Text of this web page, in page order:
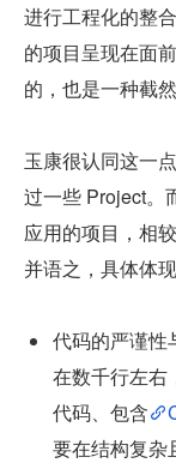
进行工程化的整
的项目呈现在面
的，也是一种截
玉康很认同这一
过一些 Project。
应用的项目，相
并语之，具体体现
代码的严谨性
在数千行左右
代码、包含
要在结构复杂